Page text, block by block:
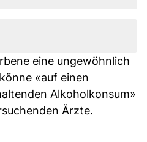
eine ungewöhnlich
«auf einen
Alkoholkonsum»
Ärzte.